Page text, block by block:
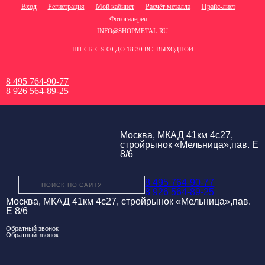
Вход Регистрация Мой кабинет Расчёт металла
Прайс-лист
Фотогалерея
INFO@SHOPMETAL.RU
ПН-СБ: С 9:00 ДО 18:30 ВС: ВЫХОДНОЙ
8 495 764-90-77
8 926 564-89-25
Москва, МКАД 41км 4с27,
стройрынок «Мельница»,пав. Е
8/6
8 495 764-90-77
8 926 564-89-25
Москва, МКАД 41км 4с27, стройрынок «Мельница»,пав.
Е 8/6
Обратный звонок
Обратный звонок